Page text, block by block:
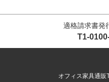
適格請求書発
T1-
オフィス家具通販